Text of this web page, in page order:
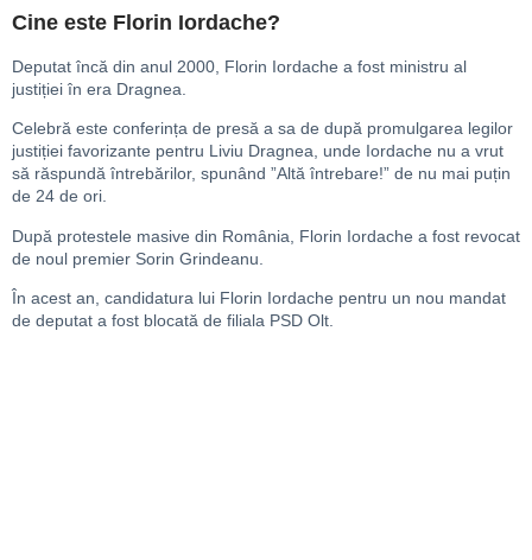
Cine este Florin Iordache?
Deputat încă din anul 2000, Florin Iordache a fost ministru al
justiției în era Dragnea.
Celebră este conferința de presă a sa de după promulgarea legilor
justiției favorizante pentru Liviu Dragnea, unde Iordache nu a vrut
să răspundă întrebărilor, spunând ”Altă întrebare!” de nu mai puțin
de 24 de ori.
După protestele masive din România, Florin Iordache a fost revocat
de noul premier Sorin Grindeanu.
În acest an, candidatura lui Florin Iordache pentru un nou mandat
de deputat a fost blocată de filiala PSD Olt.